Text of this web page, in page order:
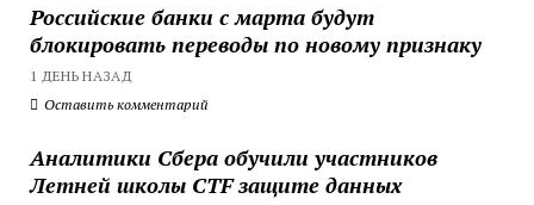
Российские банки с марта будут
блокировать переводы по новому признаку
1 ДЕНЬ НАЗАД
Оставить комментарий
Аналитики Сбера обучили участников
Летней школы CTF защите данных